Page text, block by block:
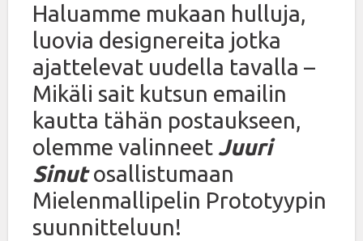
Haluamme mukaan hulluja,
luovia designereita jotka
ajattelevat uudella tavalla –
Mikäli sait kutsun emailin
kautta tähän postaukseen,
olemme valinneetJuuri
Sinutosallistumaan
Mielenmallipelin Prototyypin
suunnitteluun!